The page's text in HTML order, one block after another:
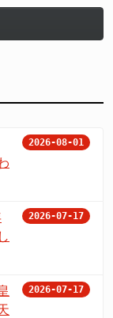
2026-08-01
2026-07-17
2026-07-17